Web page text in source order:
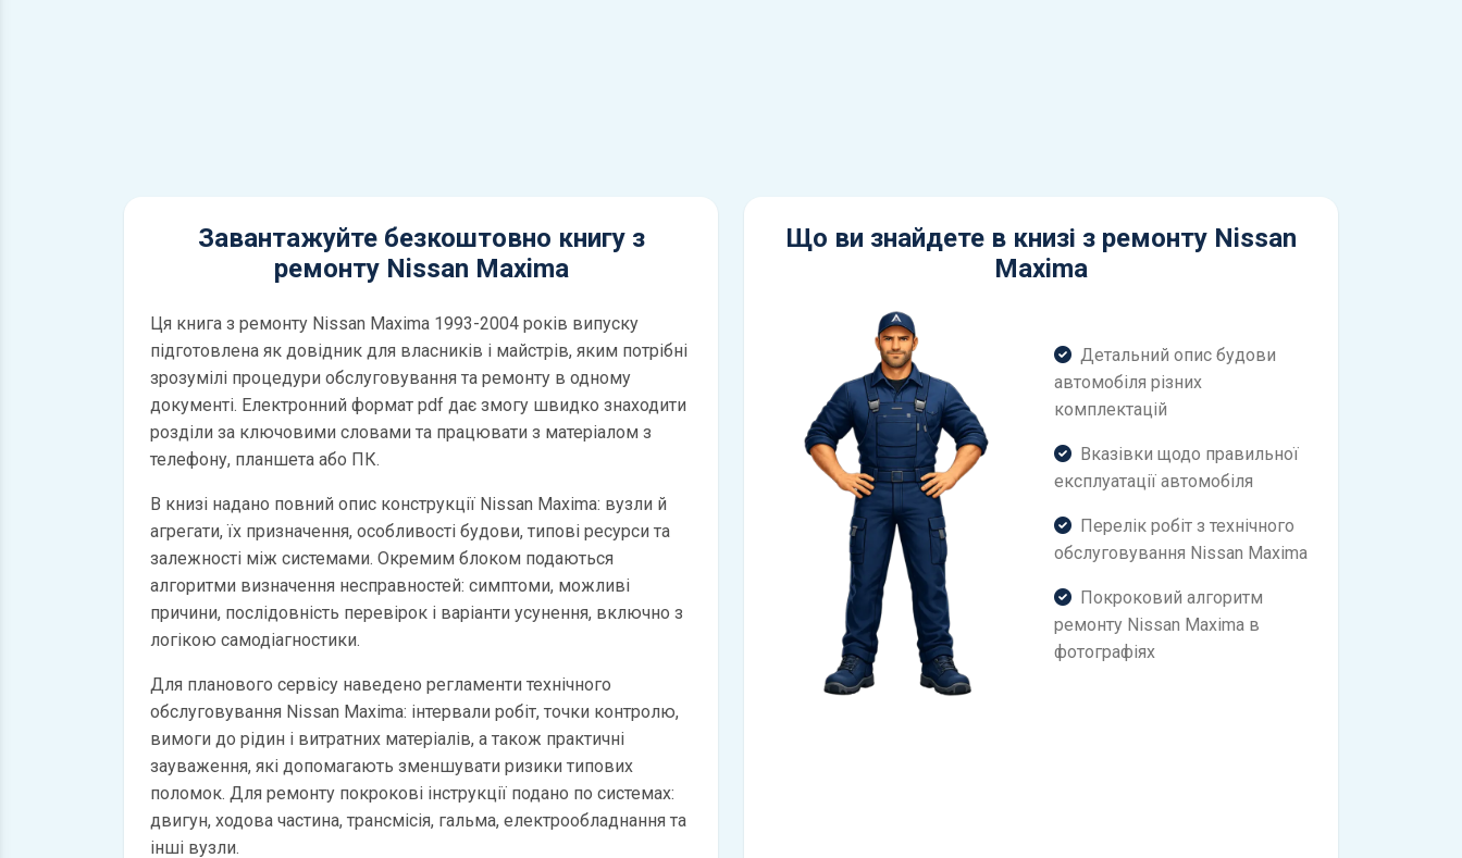
Завантажуйте безкоштовно книгу з
ремонту Nissan Maxima
Ця книга з ремонту Nissan Maxima 1993-2004 років випуску
підготовлена як довідник для власників і майстрів, яким потрібні
зрозумілі процедури обслуговування та ремонту в одному
документі. Електронний формат pdf дає змогу швидко знаходити
розділи за ключовими словами та працювати з матеріалом з
телефону, планшета або ПК.
В книзі надано повний опис конструкції Nissan Maxima: вузли й
агрегати, їх призначення, особливості будови, типові ресурси та
залежності між системами. Окремим блоком подаються
алгоритми визначення несправностей: симптоми, можливі
причини, послідовність перевірок і варіанти усунення, включно з
логікою самодіагностики.
Для планового сервісу наведено регламенти технічного
обслуговування Nissan Maxima: інтервали робіт, точки контролю,
вимоги до рідин і витратних матеріалів, а також практичні
зауваження, які допомагають зменшувати ризики типових
поломок. Для ремонту покрокові інструкції подано по системах:
двигун, ходова частина, трансмісія, гальма, електрообладнання та
інші вузли.
Що ви знайдете в книзі з ремонту Nissan
Maxima
Детальний опис будови
автомобіля різних
комплектацій
Вказівки щодо правильної
експлуатації автомобіля
Перелік робіт з технічного
обслуговування Nissan Maxima
Покроковий алгоритм
ремонту Nissan Maxima в
фотографіях